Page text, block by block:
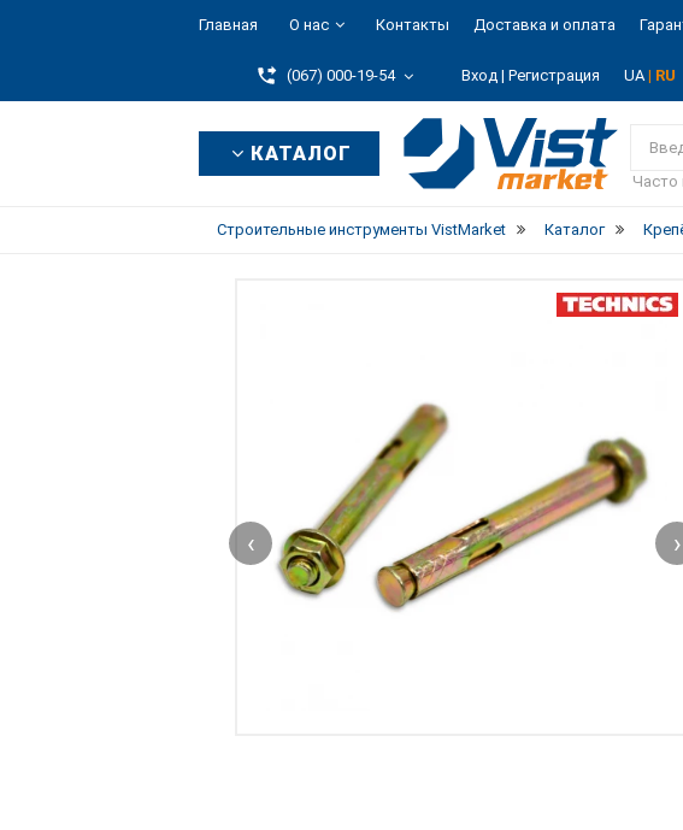
Главная О нас Контакты Доставка и оплата
(067) 000-19-54 Вход | Регистрация UA| RU
КАТАЛОГ
market
Часто
Строительные инструменты VistMarket Каталог
‹ ›